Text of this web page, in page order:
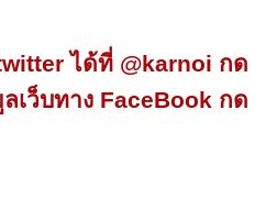
ได้ที่ @karnoi กด
เว็บทาง FaceBook กด